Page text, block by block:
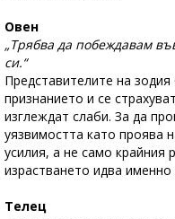
Овен
„Трябва да побеждавам
си.“
Представителите на
признанието и се
изглеждат слаби. За да
уязвимостта като проява
усилия, а не само крайния
израстването идва именно
Телец